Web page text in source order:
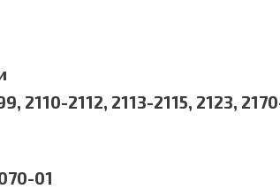
2110-2112, 2113-2115, 2123,
01